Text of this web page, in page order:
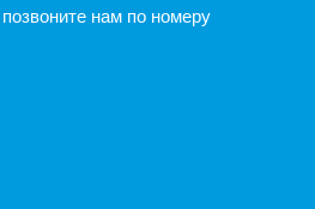
нам по номеру